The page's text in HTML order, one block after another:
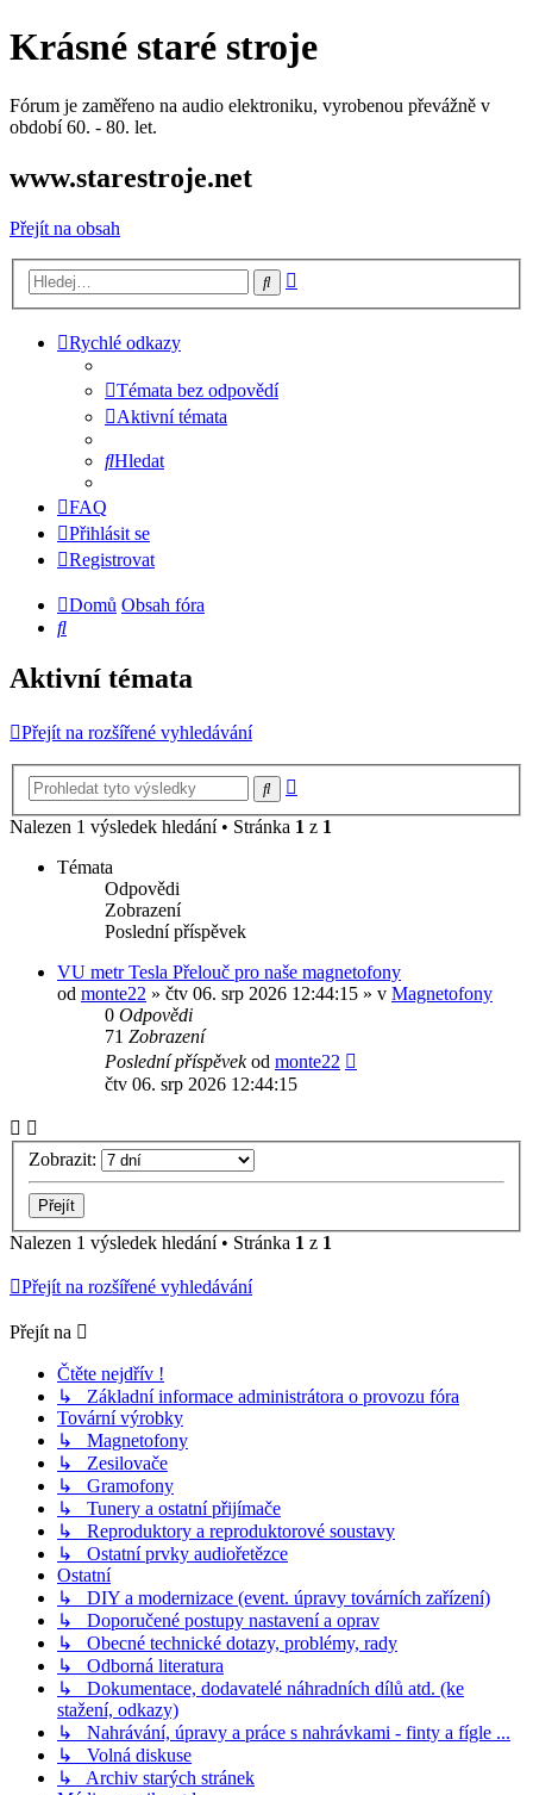
Krásné staré stroje
Fórum je zaměřeno na audio elektroniku, vyrobenou převážně v
období 60. - 80. let.
www.starestroje.net
Přejít na obsah
Hledat
Rychlé odkazy
Témata bez odpovědí
Aktivní témata
Hledat
FAQ
Přihlásit se
Registrovat
Domů Obsah fóra
Hledat
Aktivní témata
Přejít na rozšířené vyhledávání
Hledat
Nalezen 1 výsledek hledání • Stránka 1 z 1
Témata
Odpovědi
Zobrazení
Poslední příspěvek
VU metr Tesla Přelouč pro naše magnetofony
od monte22 » čtv 06. srp 2026 12:44:15 » v Magnetofony
0 Odpovědi
71 Zobrazení
Poslední příspěvekod monte22
čtv 06. srp 2026 12:44:15
Zobrazit:
Nalezen 1 výsledek hledání • Stránka 1 z 1
Přejít na rozšířené vyhledávání
Přejít na
Čtěte nejdřív !
↳ Základní informace administrátora o provozu fóra
Tovární výrobky
↳ Magnetofony
↳ Zesilovače
↳ Gramofony
↳ Tunery a ostatní přijímače
↳ Reproduktory a reproduktorové soustavy
↳ Ostatní prvky audiořetězce
Ostatní
↳ DIY a modernizace (event. úpravy továrních zařízení)
↳ Doporučené postupy nastavení a oprav
↳ Obecné technické dotazy, problémy, rady
↳ Odborná literatura
↳ Dokumentace, dodavatelé náhradních dílů atd. (ke
stažení, odkazy)
↳ Nahrávání, úpravy a práce s nahrávkami - finty a fígle ...
↳ Volná diskuse
↳ Archiv starých stránek